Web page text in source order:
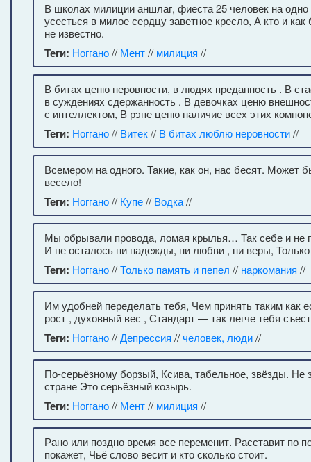
В школах милиции аншлаг, фиеста 25 человек на одно
усесться в милое сердцу заветное кресло, А кто и
не известно.
Теги: Ноггано// Мент// милиция //
В битах ценю неровности, в людях преданность . В
в суждениях сдержанность . В девочках ценю
с интеллектом, В рэпе ценю наличие всех этих
Теги: Ноггано// Витек// В битах люблю неровности//
Всемером на одного. Такие, как он, нас бесят. Может
весело!
Теги: Ноггано// Купе// Водка//
Мы обрывали провода, ломая крылья… Так себе и не
И не осталось ни надежды, ни любви , ни веры,
Теги: Ноггано//Только память и пепел // наркомания //
Им удобней переделать тебя, Чем принять таким как
рост , духовный вес , Стандарт — так легче тебя
Теги: Ноггано//Депрессия //человек, люди//
По-серьёзному борзый, Ксива, табельное, звёзды. Не
стране Это серьёзный козырь.
Теги: Ноггано// Мент// милиция //
Рано или поздно время все переменит. Расставит по
покажет, Чьё слово весит и кто сколько стоит.